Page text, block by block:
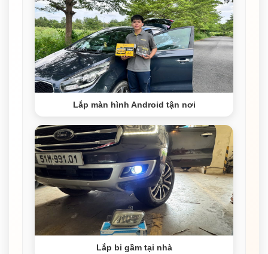
Lắp màn hình Android tận nơi
Lắp bi gầm tại nhà